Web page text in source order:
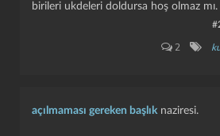
birileri ukdeleri doldursa hoş olmaz mı.
2
açılmaması gereken başlıknaziresi.